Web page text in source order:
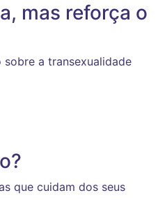
mas reforça o
a transexualidade
que cuidam dos seus